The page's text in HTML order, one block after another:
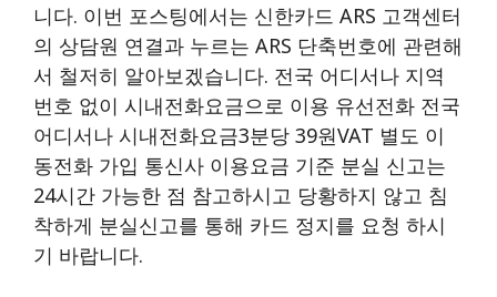
니다. 이번 포스팅에서는 신한카드 ARS 고객센터
의 상담원 연결과 누르는 ARS 단축번호에 관련해
서 철저히 알아보겠습니다. 전국 어디서나 지역
번호 없이 시내전화요금으로 이용 유선전화 전국
어디서나 시내전화요금3분당 39원VAT 별도 이
동전화 가입 통신사 이용요금 기준 분실 신고는
24시간 가능한 점 참고하시고 당황하지 않고 침
착하게 분실신고를 통해 카드 정지를 요청 하시
기 바랍니다.